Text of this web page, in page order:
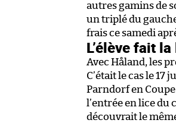
autres gamins de
un triplé du
frais ce samedi
L’élève fait
Avec Håland, les
C’était le cas le
Parndorf en Coupe
l’entrée en lice du
découvrait le